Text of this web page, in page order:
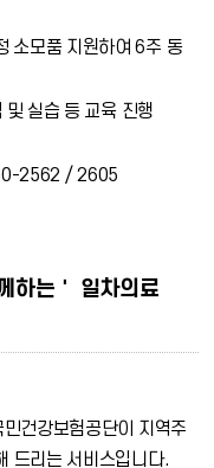
소모품 지원하여 6주 동
실습 등 교육 진행
2562 / 2605
하는＇ 일차의료
건강보험공단이 지역주
드리는 서비스입니다.